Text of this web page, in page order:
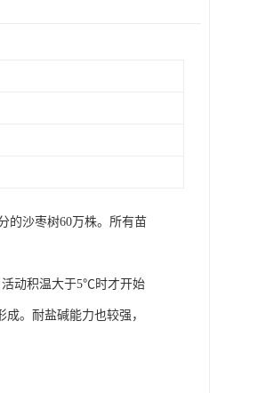
的沙枣树60万株。所有苗
动积温大于5℃时才开始
。耐盐碱能力也较强，